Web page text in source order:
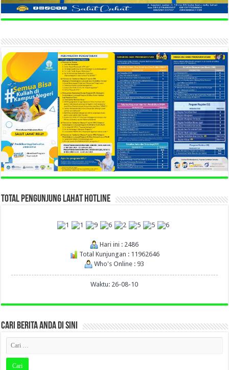
TOTAL PENGUNJUNG LAHAT HOTLINE
Hari ini : 2486
Total Kunjungan : 11962646
Who's Online : 93
Waktu: 26-08-10
CARI BERITA ANDA DI SINI